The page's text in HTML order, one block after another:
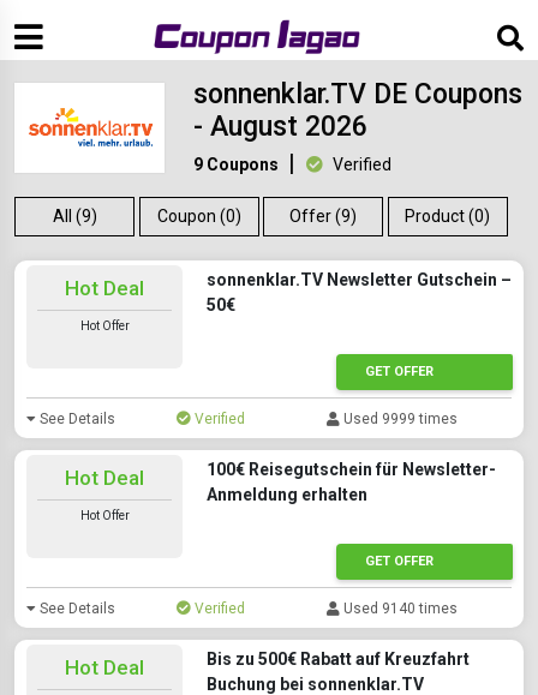
sonnenklar.TV DE Coupons
- August 2026
9 Coupons Verified
All (9) Coupon (0) Offer (9) Product (0)
Hot Deal
Hot Offer
sonnenklar.TV Newsletter Gutschein –
50€
GET OFFER
See Details Verified Used 9999 times
Hot Deal
Hot Offer
100€ Reisegutschein für Newsletter-
Anmeldung erhalten
GET OFFER
See Details Verified Used 9140 times
Hot Deal
Bis zu 500€ Rabatt auf Kreuzfahrt
Buchung bei sonnenklar.TV